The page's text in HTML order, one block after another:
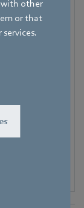
with other
or that